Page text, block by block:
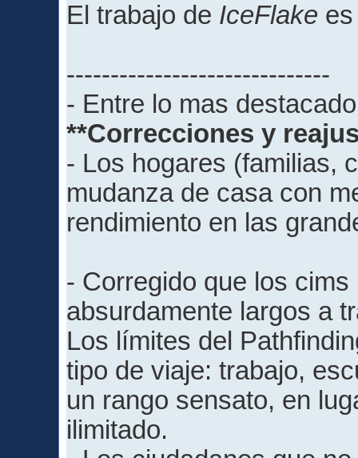
El trabajo de IceFlake
------------------------------
- Entre lo mas
**Correcciones y
- Los hogares (familias,
mudanza de casa con
rendimiento en las
- Corregido que los
absurdamente largos a
Los límites del
tipo de viaje: trabajo,
un rango sensato, en
ilimitado.